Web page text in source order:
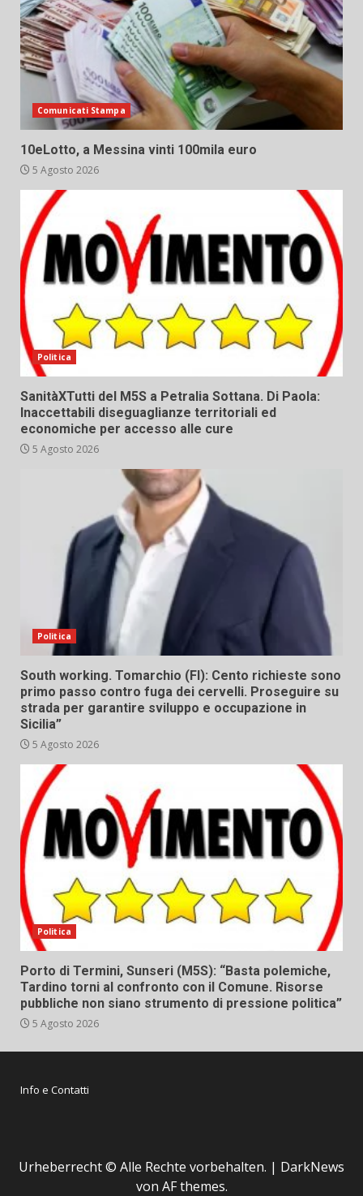
Comunicati Stampa
10eLotto, a Messina vinti 100mila euro
5 Agosto 2026
Politica
SanitàXTutti del M5S a Petralia Sottana. Di Paola:
Inaccettabili diseguaglianze territoriali ed
economiche per accesso alle cure
5 Agosto 2026
Politica
South working. Tomarchio (FI): Cento richieste sono
primo passo contro fuga dei cervelli. Proseguire su
strada per garantire sviluppo e occupazione in
Sicilia”
5 Agosto 2026
Politica
Porto di Termini, Sunseri (M5S): “Basta polemiche,
Tardino torni al confronto con il Comune. Risorse
pubbliche non siano strumento di pressione politica”
5 Agosto 2026
Info e Contatti
Urheberrecht © Alle Rechte vorbehalten. | DarkNews
von AF themes.